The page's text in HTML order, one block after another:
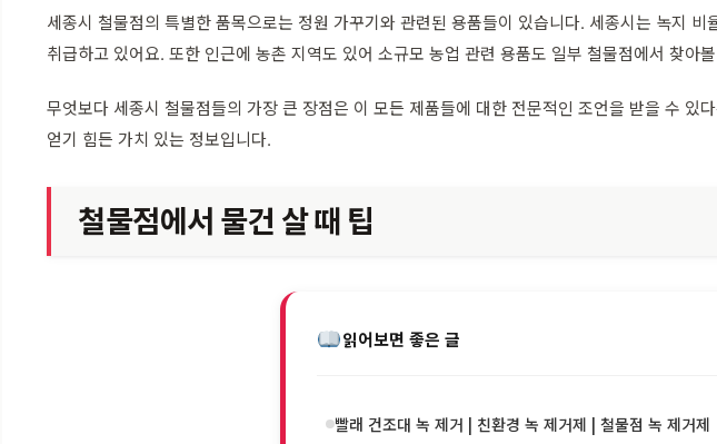
세종시 철물점의 특별한 품목으로는 정원 가꾸기와 관련된 용품들이 있습니다. 세종시는 녹지
취급하고 있어요. 또한 인근에 농촌 지역도 있어 소규모 농업 관련 용품도 일부 철물점에서 찾아
무엇보다 세종시 철물점들의 가장 큰 장점은 이 모든 제품들에 대한 전문적인 조언을 받을 수
얻기 힘든 가치 있는 정보입니다.
철물점에서 물건 살 때 팁
읽어보면 좋은 글
빨래 건조대 녹 제거 | 친환경 녹 제거제 | 철물점 녹 제거제